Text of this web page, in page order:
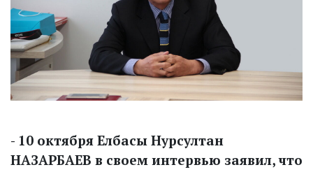
- 10 октября Елбасы Нурсултан
НАЗАРБАЕВ в своем интервью заявил, что